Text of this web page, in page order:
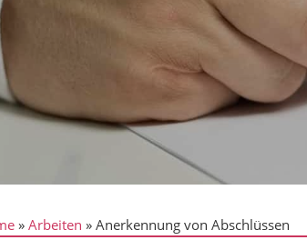
Arbeiten Anerkennung von Abschlüssen